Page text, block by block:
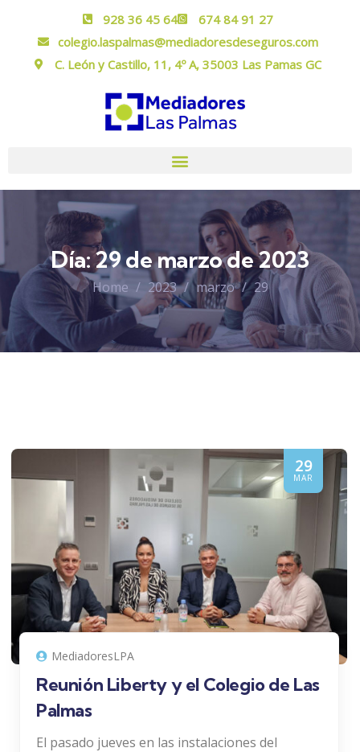
928 36 45 64
674 84 91 27
colegio.laspalmas@mediadoresdeseguros.com
C. León y Castillo, 11, 4º A, 35003 Las Pamas GC
Día:29 de marzo de 2023
Home 2023 marzo 29
29
MAR
MediadoresLPA
Reunión Liberty y el Colegio de Las
Palmas
El pasado jueves en las instalaciones del